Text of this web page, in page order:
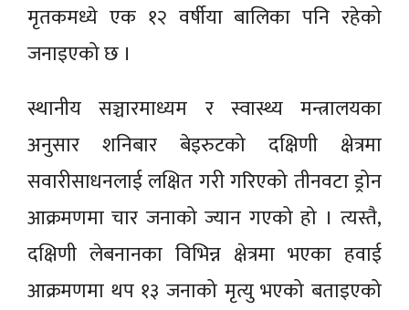
मृतकमध्ये एक १२ वर्षीया बालिका पनि रहेको
जनाइएको छ ।
स्थानीय सञ्चारमाध्यम र स्वास्थ्य मन्त्रालयका
अनुसार शनिबार बेइरुटको दक्षिणी क्षेत्रमा
सवारीसाधनलाई लक्षित गरी गरिएको तीनवटा ड्रोन
आक्रमणमा चार जनाको ज्यान गएको हो । त्यस्तै,
दक्षिणी लेबनानका विभिन्न क्षेत्रमा भएका हवाई
आक्रमणमा थप १३ जनाको मृत्यु भएको बताइएको